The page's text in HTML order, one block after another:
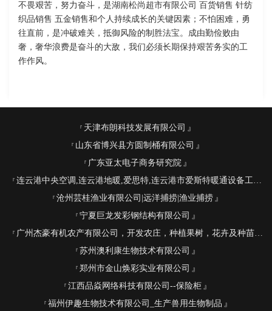
不畏艰苦，努力奋斗，是湖南松尚超市有限公司 百货销售 针纺
织品销售 五金销售和个人持续成长的关键因素；不怕困难，勇
往直前，是冲破难关，抵御风险的制胜法宝。成由勤俭败由
奢，奢华浪费是奋斗的大敌，我们必须长期保持艰苦务实的工
作作风。
天津布朗科技发展有限公司
山东省博兴县方圆制桶有限公司
广东亚太电子商务研究院
连云港中央空调,连云港地暖,爱思特,连云港市爱斯特暖通设备工程有限公司
沧州芸桂渔业有限公司|远洋捕捞|渔业捕捞
宁夏巨龙发彩钢结构有限公司
广州杰豪有机农产有限公司，开发农庄，种植果树，花卉及种苗繁殖，禽畜水产养殖及加工
苏州澳利康生物技术有限公司
郑州市金山焕彩实业有限公司
江西品焱网络科技有限公司--保险柜
福州伊趣生物技术有限公司_生产兽用生物制品